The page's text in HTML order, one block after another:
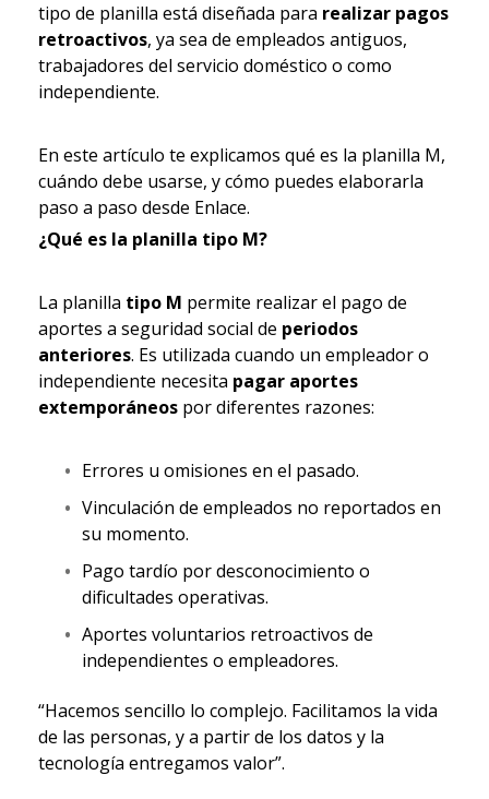
tipo de planilla está diseñada para realizar pagos
retroactivos, ya sea de empleados antiguos,
trabajadores del servicio doméstico o como
independiente.
En este artículo te explicamos qué es la planilla M,
cuándo debe usarse, y cómo puedes elaborarla
paso a paso desde Enlace.
¿Qué es la planilla tipo M?
La planilla tipo M permite realizar el pago de
aportes a seguridad social de periodos
anteriores. Es utilizada cuando un empleador o
independiente necesita pagar aportes
extemporáneos por diferentes razones:
Errores u omisiones en el pasado.
Vinculación de empleados no reportados en
su momento.
Pago tardío por desconocimiento o
dificultades operativas.
Aportes voluntarios retroactivos de
independientes o empleadores.
“Hacemos sencillo lo complejo. Facilitamos la vida
de las personas, y a partir de los datos y la
tecnología entregamos valor”.